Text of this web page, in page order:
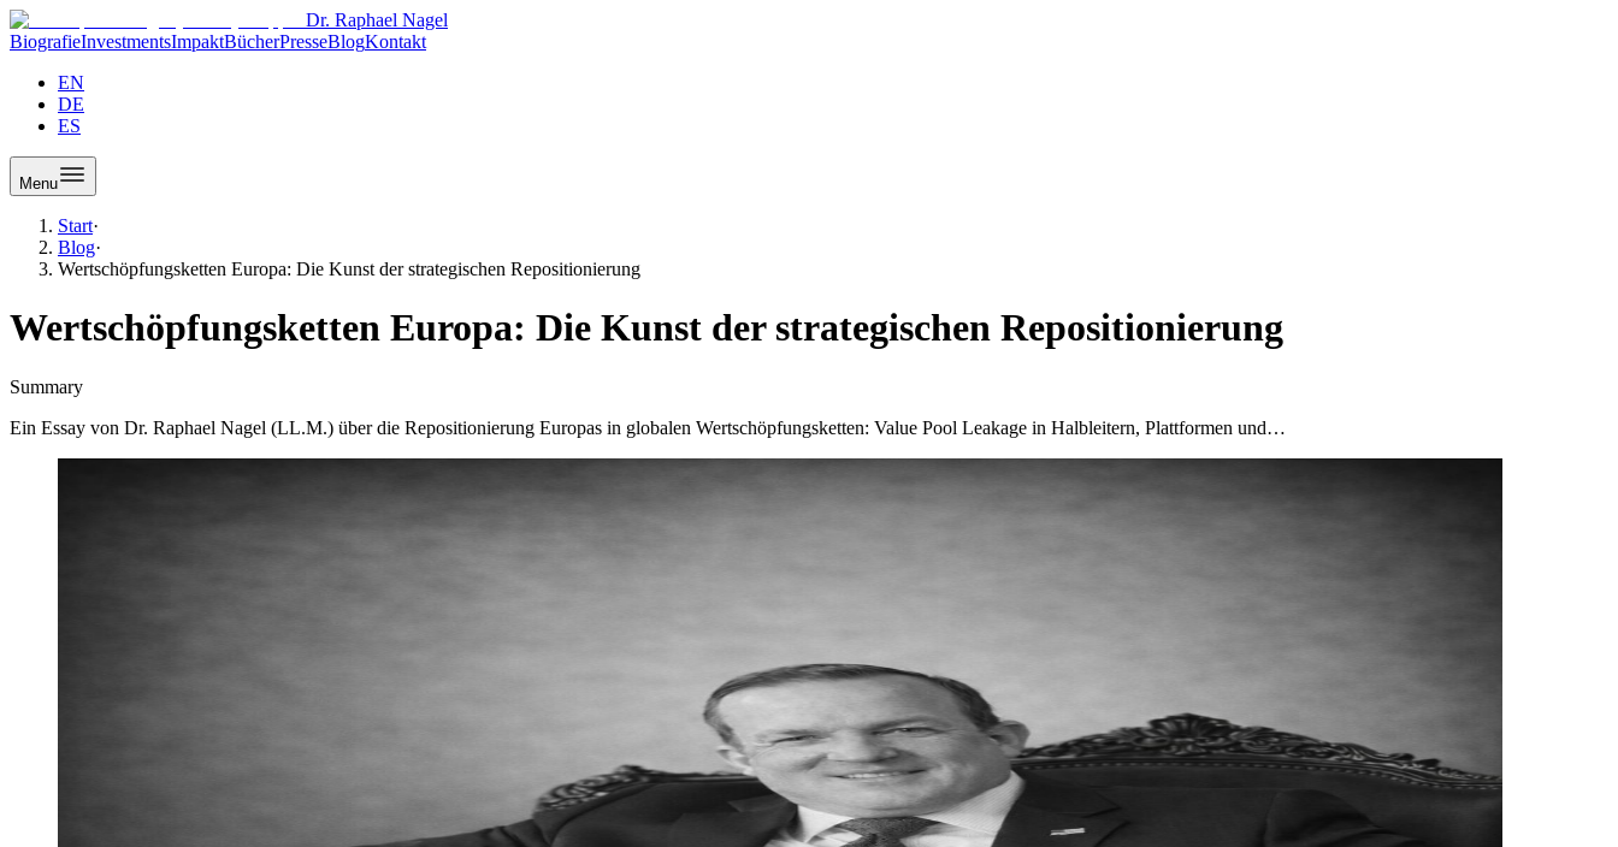
Dr. Raphael Nagel
BiografieInvestmentsImpaktBücherPresseBlogKontakt
EN
DE
ES
Menu
Start·
Blog·
Wertschöpfungsketten Europa: Die Kunst der strategischen Repositionierung
Wertschöpfungsketten Europa: Die Kunst der strategischen Repositionierung
Summary
Ein Essay von Dr. Raphael Nagel (LL.M.) über die Repositionierung Europas in globalen Wertschöpfungsketten: Value Pool Leakage in Halbleitern, Plattformen und…